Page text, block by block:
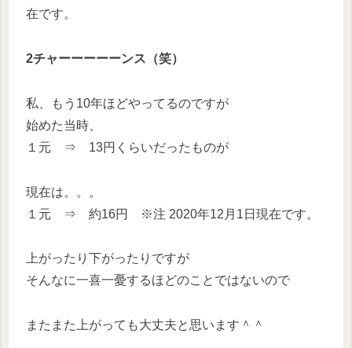
在です。
2チャーーーーーンス（笑）
私、もう10年ほどやってるのですが
始めた当時、
１元 ⇒ 13円くらいだったものが
現在は。。。
１元 ⇒ 約16円 ※注 2020年12月1日現在です。
上がったり下がったりですが
そんなに一喜一憂するほどのことではないので
またまた上がっても大丈夫と思います＾＾